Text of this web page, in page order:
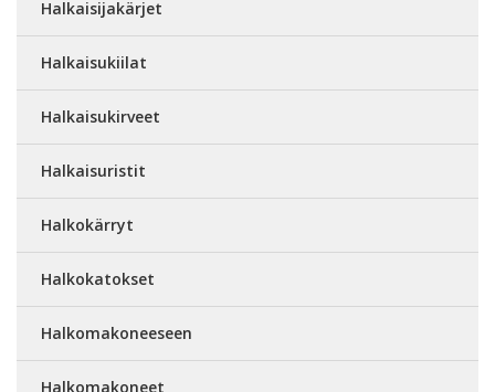
Halkaisijakärjet
Halkaisukiilat
Halkaisukirveet
Halkaisuristit
Halkokärryt
Halkokatokset
Halkomakoneeseen
Halkomakoneet